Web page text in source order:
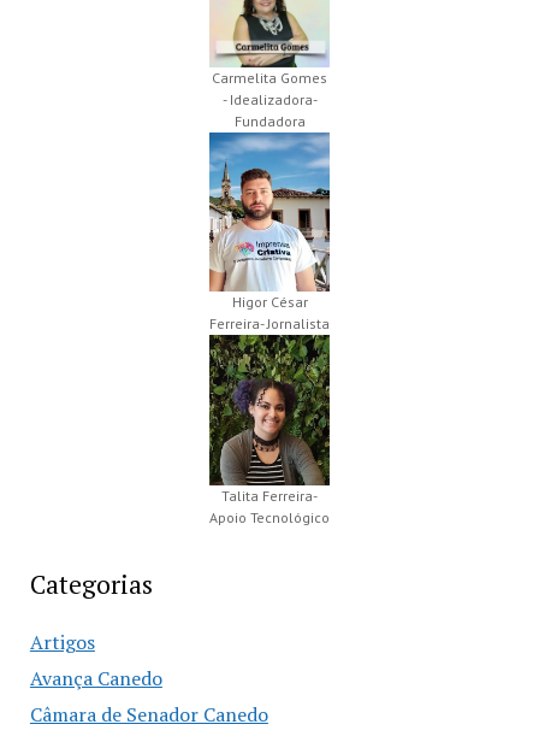
Carmelita Gomes
- Idealizadora-
Fundadora
Higor César
Ferreira- Jornalista
Talita Ferreira-
Apoio Tecnológico
Categorias
Artigos
Avança Canedo
Câmara de Senador Canedo